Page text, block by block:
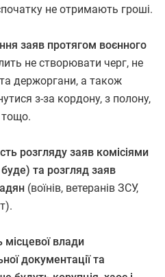
не отримають гроші.
заяв протягом воєнного
не створювати черг, не
держоргани, а також
з-за кордону, з полону,
розгляду заяв комісіями
та розгляд заяв
(воїнів, ветеранів ЗСУ,
влади
документації та